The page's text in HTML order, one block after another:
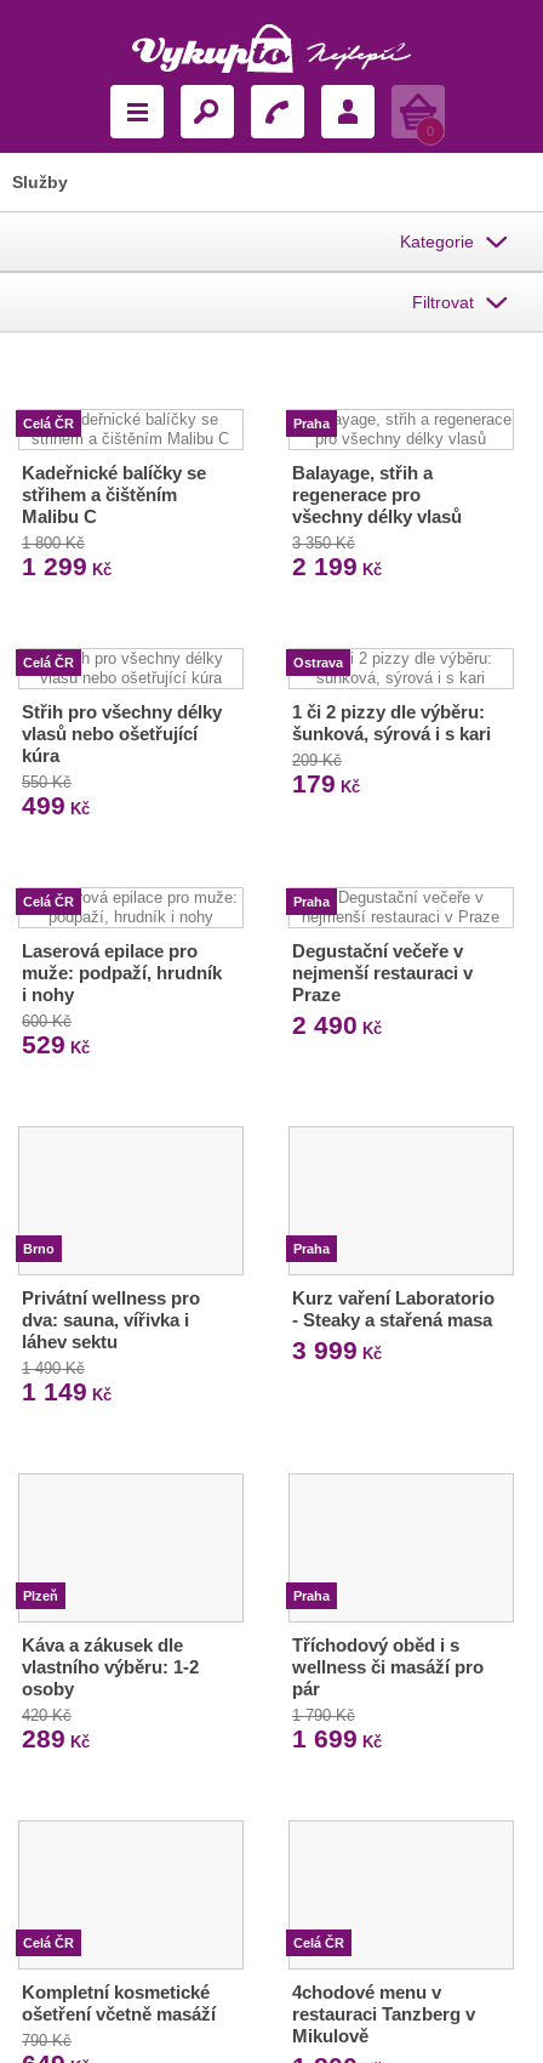
Košík
0
Služby
Kategorie
Filtrovat
Celá ČR
Kadeřnické balíčky se
střihem a čištěním
Malibu C
1 800 Kč
1 299 Kč
Praha
Balayage, střih a
regenerace pro
všechny délky vlasů
3 350 Kč
2 199 Kč
Celá ČR
Střih pro všechny délky
vlasů nebo ošetřující
kúra
550 Kč
499 Kč
Ostrava
1 či 2 pizzy dle výběru:
šunková, sýrová i s kari
209 Kč
179 Kč
Celá ČR
Laserová epilace pro
muže: podpaží, hrudník
i nohy
600 Kč
529 Kč
Praha
Degustační večeře v
nejmenší restauraci v
Praze
2 490 Kč
Brno
Privátní wellness pro
dva: sauna, vířivka i
láhev sektu
1 490 Kč
1 149 Kč
Praha
Kurz vaření Laboratorio
- Steaky a stařená masa
3 999 Kč
Plzeň
Káva a zákusek dle
vlastního výběru: 1-2
osoby
420 Kč
289 Kč
Praha
Tříchodový oběd i s
wellness či masáží pro
pár
1 790 Kč
1 699 Kč
Celá ČR
Kompletní kosmetické
ošetření včetně masáží
790 Kč
Celá ČR
4chodové menu v
restauraci Tanzberg v
Mikulově